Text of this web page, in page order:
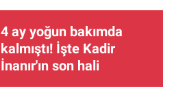
4 ay yoğun bakımda
kalmıştı! İşte Kadir
İnanır'ın son hali